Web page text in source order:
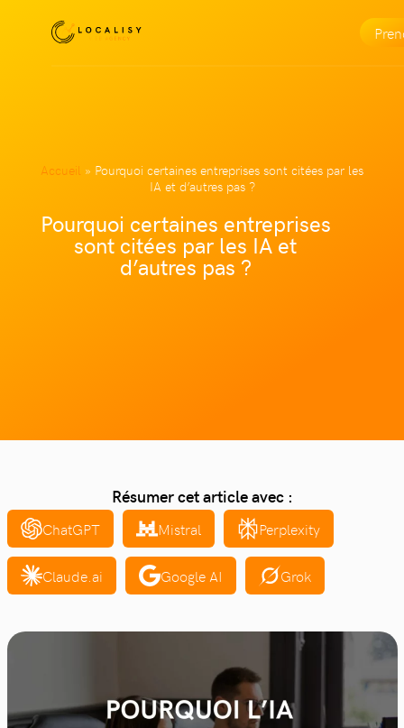
Accueil » Pourquoi certaines entreprises sont citées par les
IA et d’autres pas ?
Pourquoi certaines entreprises
sont citées par les IA et
d’autres pas ?
Résumer cet article avec :
ChatGPT Mistral Perplexity
Claude.ai Google AI Grok